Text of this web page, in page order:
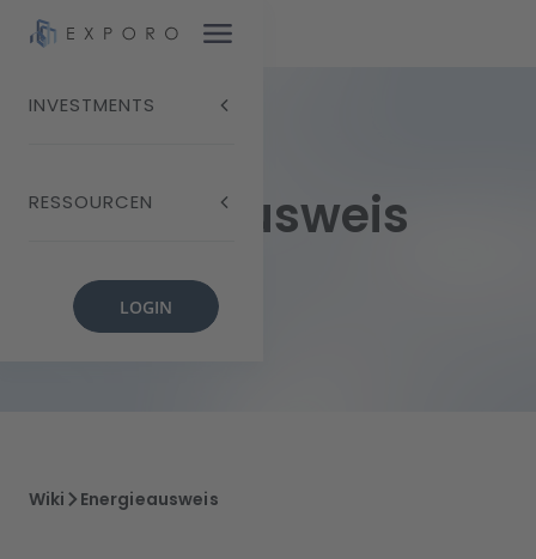
INVESTMENTS
RESSOURCEN
LOGIN
Energieausweis
Wiki Energieausweis